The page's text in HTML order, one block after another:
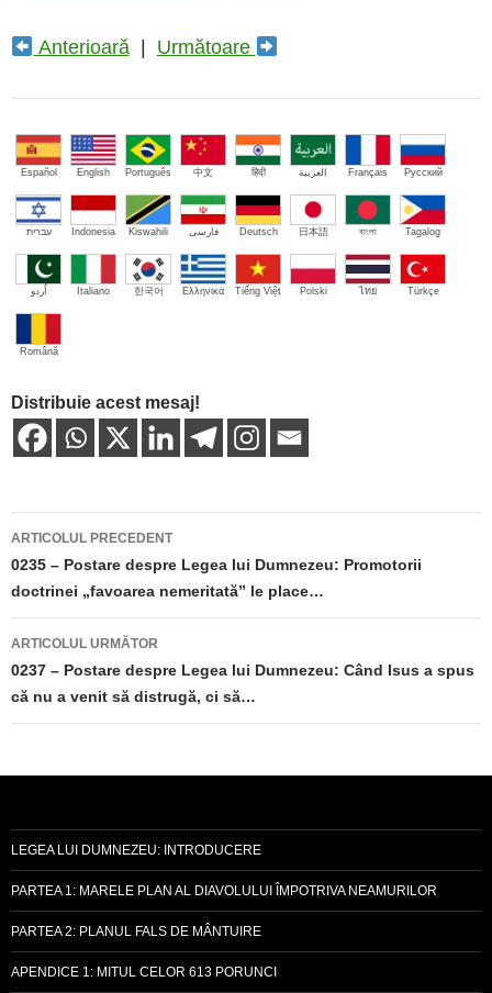
Anterioară| Următoare
Español English Português 中文 हिंदी العربية Français Русский
עברית Indonesia Kiswahili فارسی Deutsch 日本語 বাংলা Tagalog
اُردو Italiano 한국어 Ελληνικά Tiếng Việt Polski ไทย Türkçe
Română
Distribuie acest mesaj!
Navigare
în
articole
ARTICOLUL PRECEDENT
0235 – Postare despre Legea lui Dumnezeu: Promotorii
doctrinei „favoarea nemeritată” le place…
ARTICOLUL URMĂTOR
0237 – Postare despre Legea lui Dumnezeu: Când Isus a spus
că nu a venit să distrugă, ci să…
LEGEA LUI DUMNEZEU: INTRODUCERE
PARTEA 1: MARELE PLAN AL DIAVOLULUI ÎMPOTRIVA NEAMURILOR
PARTEA 2: PLANUL FALS DE MÂNTUIRE
APENDICE 1: MITUL CELOR 613 PORUNCI